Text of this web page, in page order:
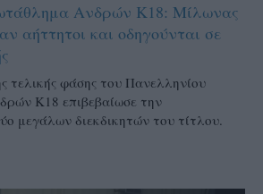
Ανδρών Κ18: Μίλωνας
αήττητοι και οδηγούνται σε
τελικής φάσης του Πανελληνίου
Κ18 επιβεβαίωσε την
μεγάλων διεκδικητών του τίτλου.